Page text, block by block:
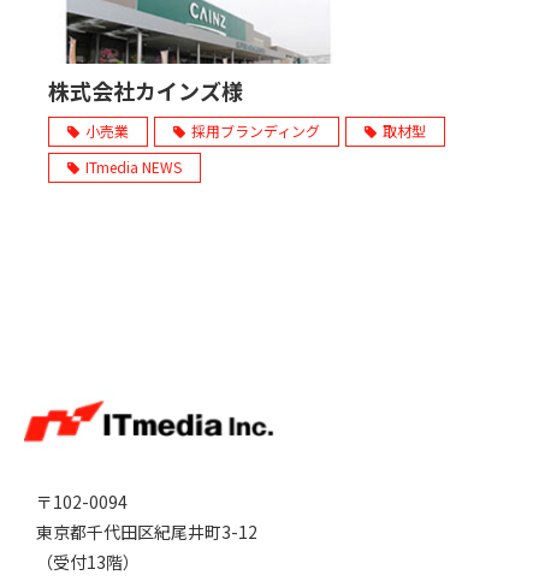
株式会社カインズ様
小売業 採用ブランディング
取材型
ITmedia NEWS
〒102-0094
東京都千代田区紀尾井町3-12
（受付13階）